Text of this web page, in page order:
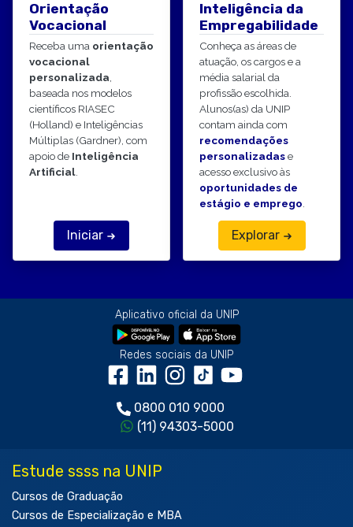
Orientação
Vocacional
Receba uma orientação
vocacional
personalizada
baseada nos modelos
científicos RIASEC
(Holland) e Inteligências
Múltiplas (Gardner), com
apoio de Inteligência
Artificial
Iniciar
Inteligência da
Empregabilidade
Conheça as áreas de
atuação, os cargos e a
média salarial da
profissão escolhida.
Alunos(as) da UNIP
contam ainda com
recomendações
personalizadase
acesso exclusivo às
oportunidades de
estágio e emprego
Explorar
Aplicativo oficial da UNIP
Redes sociais da UNIP
0800 010 9000
(11) 94303-5000
Estude ssss na UNIP
Cursos de Graduação
Cursos de Especialização e MBA